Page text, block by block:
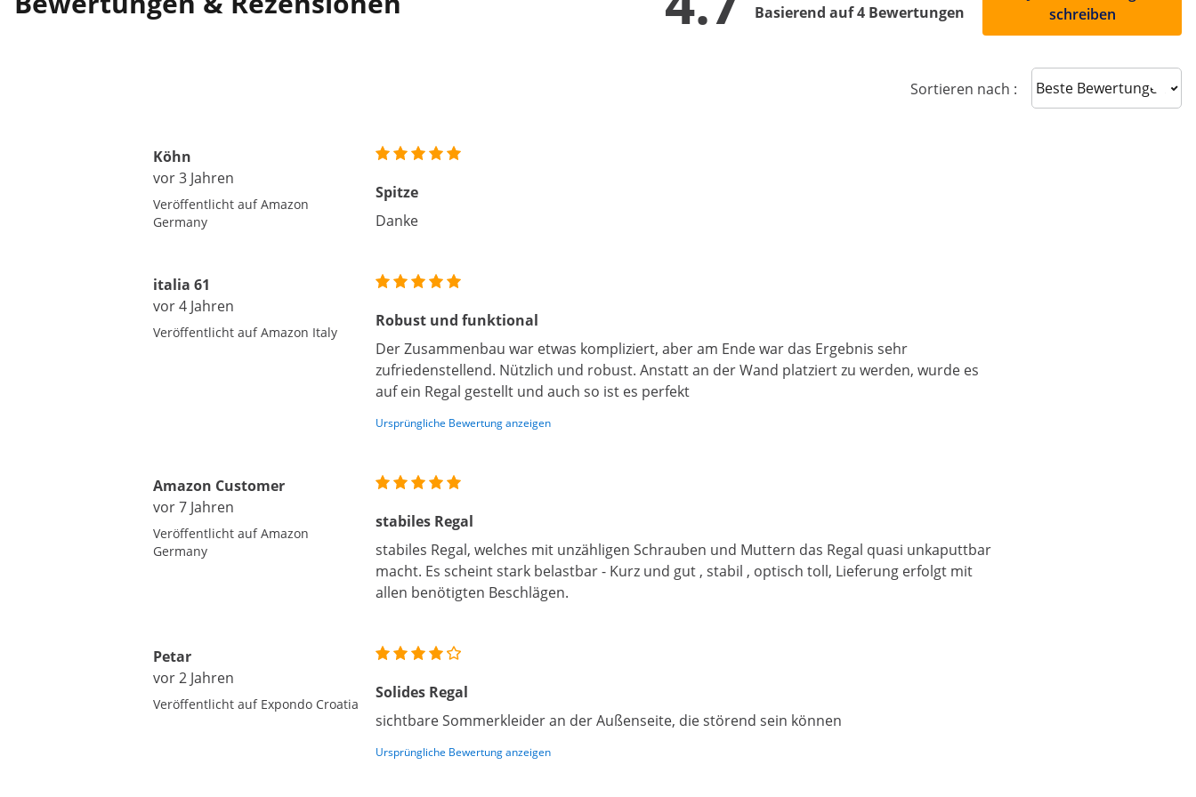
Basierend auf 4 Bewertungen
schreiben
Sortieren nach : Sort reviews
Köhn
vor 3 Jahren
Veröffentlicht auf Amazon
Germany
Spitze
Danke
italia 61
vor 4 Jahren
Veröffentlicht auf Amazon Italy
Robust und funktional
Der Zusammenbau war etwas kompliziert, aber am Ende war das Ergebnis sehr
zufriedenstellend. Nützlich und robust. Anstatt an der Wand platziert zu werden, wurde es
auf ein Regal gestellt und auch so ist es perfekt
Ursprüngliche Bewertung anzeigen
Amazon Customer
vor 7 Jahren
Veröffentlicht auf Amazon
Germany
stabiles Regal
stabiles Regal, welches mit unzähligen Schrauben und Muttern das Regal quasi unkaputtbar
macht. Es scheint stark belastbar - Kurz und gut , stabil , optisch toll, Lieferung erfolgt mit
allen benötigten Beschlägen.
Petar
vor 2 Jahren
Veröffentlicht auf Expondo Croatia
Solides Regal
sichtbare Sommerkleider an der Außenseite, die störend sein können
Ursprüngliche Bewertung anzeigen